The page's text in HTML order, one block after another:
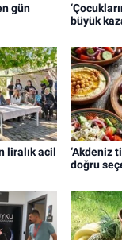
gün
büyük
liralık acil
‘Akdeniz
doğru